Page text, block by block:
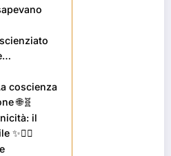
coscienza
🌐🧬
il
✨🧘‍♂️